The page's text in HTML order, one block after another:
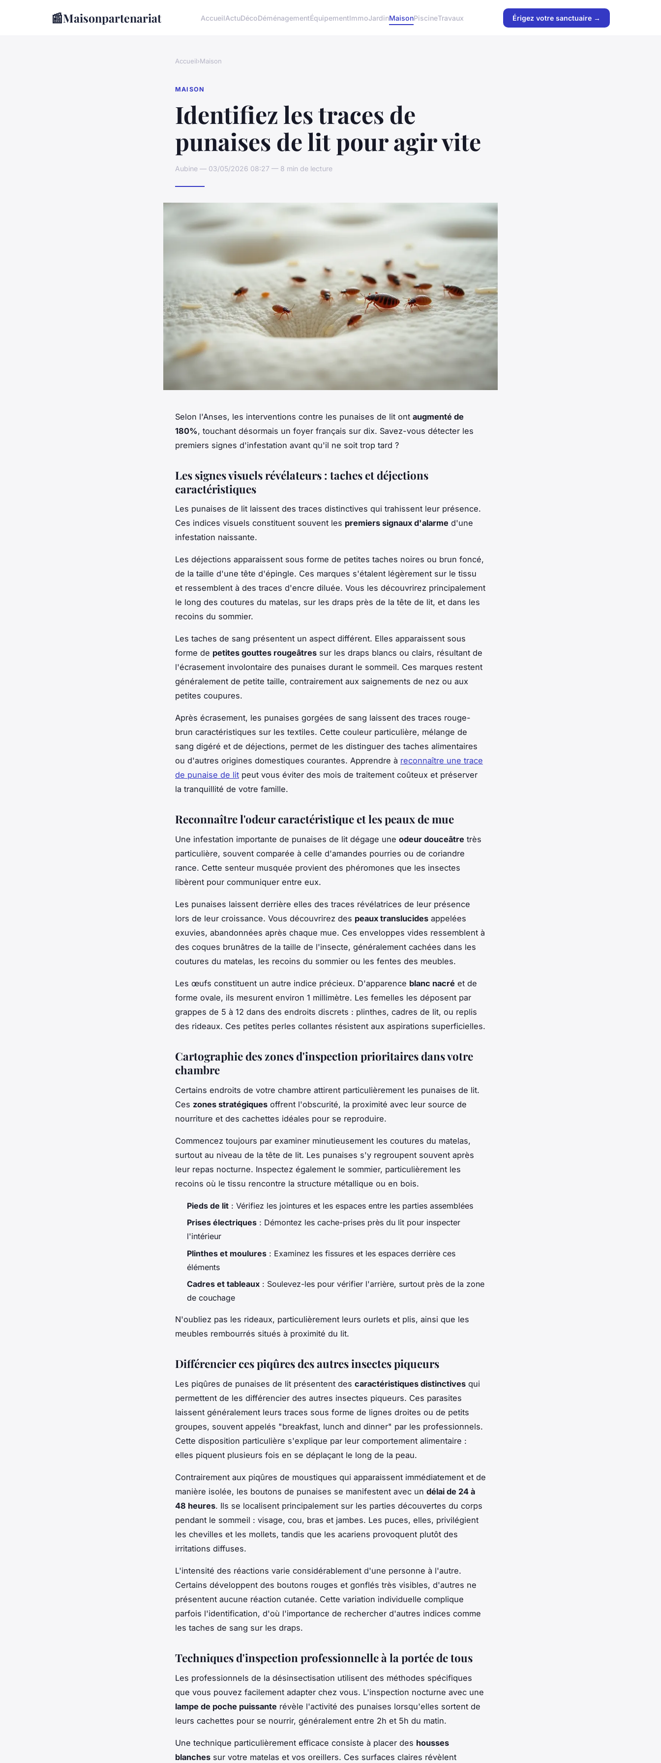
📰Maisonpartenariat AccueilActuDécoDéménagementÉquipementImmoJardinMaisonPiscineTravaux Érigez votre sanctuaire →
Accueil›Maison
MAISON
Identifiez les traces de
punaises de lit pour agir vite
Aubine — 03/05/2026 08:27 — 8 min de lecture
Selon l'Anses, les interventions contre les punaises de lit ont augmenté de
180%, touchant désormais un foyer français sur dix. Savez-vous détecter les
premiers signes d'infestation avant qu'il ne soit trop tard ?
Les signes visuels révélateurs : taches et déjections
caractéristiques
Les punaises de lit laissent des traces distinctives qui trahissent leur présence.
Ces indices visuels constituent souvent les premiers signaux d'alarme d'une
infestation naissante.
Les déjections apparaissent sous forme de petites taches noires ou brun foncé,
de la taille d'une tête d'épingle. Ces marques s'étalent légèrement sur le tissu
et ressemblent à des traces d'encre diluée. Vous les découvrirez principalement
le long des coutures du matelas, sur les draps près de la tête de lit, et dans les
recoins du sommier.
Les taches de sang présentent un aspect différent. Elles apparaissent sous
forme de petites gouttes rougeâtres sur les draps blancs ou clairs, résultant de
l'écrasement involontaire des punaises durant le sommeil. Ces marques restent
généralement de petite taille, contrairement aux saignements de nez ou aux
petites coupures.
Après écrasement, les punaises gorgées de sang laissent des traces rouge-
brun caractéristiques sur les textiles. Cette couleur particulière, mélange de
sang digéré et de déjections, permet de les distinguer des taches alimentaires
ou d'autres origines domestiques courantes. Apprendre à reconnaître une trace
de punaise de lit peut vous éviter des mois de traitement coûteux et préserver
la tranquillité de votre famille.
Reconnaître l'odeur caractéristique et les peaux de mue
Une infestation importante de punaises de lit dégage une odeur douceâtre très
particulière, souvent comparée à celle d'amandes pourries ou de coriandre
rance. Cette senteur musquée provient des phéromones que les insectes
libèrent pour communiquer entre eux.
Les punaises laissent derrière elles des traces révélatrices de leur présence
lors de leur croissance. Vous découvrirez des peaux translucides appelées
exuvies, abandonnées après chaque mue. Ces enveloppes vides ressemblent à
des coques brunâtres de la taille de l'insecte, généralement cachées dans les
coutures du matelas, les recoins du sommier ou les fentes des meubles.
Les œufs constituent un autre indice précieux. D'apparence blanc nacré et de
forme ovale, ils mesurent environ 1 millimètre. Les femelles les déposent par
grappes de 5 à 12 dans des endroits discrets : plinthes, cadres de lit, ou replis
des rideaux. Ces petites perles collantes résistent aux aspirations superficielles.
Cartographie des zones d'inspection prioritaires dans votre
chambre
Certains endroits de votre chambre attirent particulièrement les punaises de lit.
Ces zones stratégiques offrent l'obscurité, la proximité avec leur source de
nourriture et des cachettes idéales pour se reproduire.
Commencez toujours par examiner minutieusement les coutures du matelas,
surtout au niveau de la tête de lit. Les punaises s'y regroupent souvent après
leur repas nocturne. Inspectez également le sommier, particulièrement les
recoins où le tissu rencontre la structure métallique ou en bois.
Pieds de lit : Vérifiez les jointures et les espaces entre les parties assemblées
Prises électriques : Démontez les cache-prises près du lit pour inspecter
l'intérieur
Plinthes et moulures : Examinez les fissures et les espaces derrière ces
éléments
Cadres et tableaux : Soulevez-les pour vérifier l'arrière, surtout près de la zone
de couchage
N'oubliez pas les rideaux, particulièrement leurs ourlets et plis, ainsi que les
meubles rembourrés situés à proximité du lit.
Différencier ces piqûres des autres insectes piqueurs
Les piqûres de punaises de lit présentent des caractéristiques distinctives qui
permettent de les différencier des autres insectes piqueurs. Ces parasites
laissent généralement leurs traces sous forme de lignes droites ou de petits
groupes, souvent appelés "breakfast, lunch and dinner" par les professionnels.
Cette disposition particulière s'explique par leur comportement alimentaire :
elles piquent plusieurs fois en se déplaçant le long de la peau.
Contrairement aux piqûres de moustiques qui apparaissent immédiatement et de
manière isolée, les boutons de punaises se manifestent avec un délai de 24 à
48 heures. Ils se localisent principalement sur les parties découvertes du corps
pendant le sommeil : visage, cou, bras et jambes. Les puces, elles, privilégient
les chevilles et les mollets, tandis que les acariens provoquent plutôt des
irritations diffuses.
L'intensité des réactions varie considérablement d'une personne à l'autre.
Certains développent des boutons rouges et gonflés très visibles, d'autres ne
présentent aucune réaction cutanée. Cette variation individuelle complique
parfois l'identification, d'où l'importance de rechercher d'autres indices comme
les taches de sang sur les draps.
Techniques d'inspection professionnelle à la portée de tous
Les professionnels de la désinsectisation utilisent des méthodes spécifiques
que vous pouvez facilement adapter chez vous. L'inspection nocturne avec une
lampe de poche puissante révèle l'activité des punaises lorsqu'elles sortent de
leurs cachettes pour se nourrir, généralement entre 2h et 5h du matin.
Une technique particulièrement efficace consiste à placer des housses
blanches sur votre matelas et vos oreillers. Ces surfaces claires révèlent